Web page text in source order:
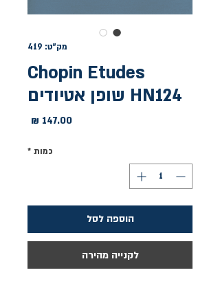
מק"ט: 419
Chopin Etudes
HN124 שופן אטיודים
כמות *
הוספה לסל
לקנייה מהירה